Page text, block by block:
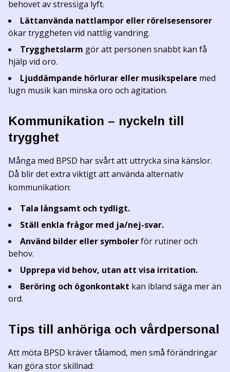
behovet av stressiga lyft.
Lättanvända nattlampor eller rörelsesensorer
ökar tryggheten vid nattlig vandring.
Trygghetslarm gör att personen snabbt kan få
hjälp vid oro.
Ljuddämpande hörlurar eller musikspelare med
lugn musik kan minska oro och agitation.
Kommunikation – nyckeln till
trygghet
Många med BPSD har svårt att uttrycka sina känslor.
Då blir det extra viktigt att använda alternativ
kommunikation:
Tala långsamt och tydligt.
Ställ enkla frågor med ja/nej-svar.
Använd bilder eller symbolerför rutiner och
behov.
Upprepa vid behov, utan att visa irritation.
Beröring och ögonkontakt kan ibland säga mer än
ord.
Tips till anhöriga och vårdpersonal
Att möta BPSD kräver tålamod, men små förändringar
kan göra stor skillnad: